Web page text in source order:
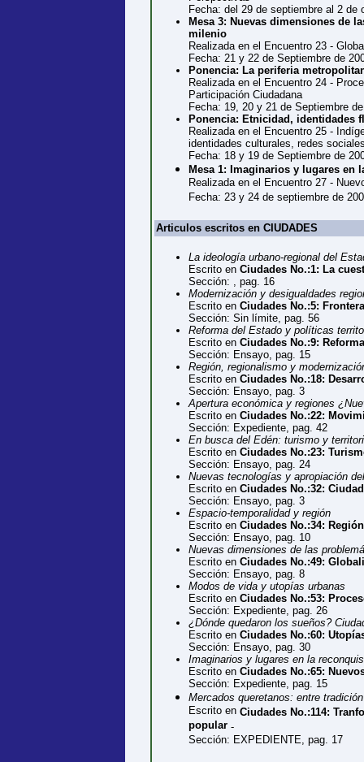
Fecha: del 29 de septiembre al 2 de
Mesa 3: Nuevas dimensiones de
milenio
Realizada en el Encuentro 23 -
Fecha: 21 y 22 de Septiembre de
Ponencia: La periferia
Realizada en el Encuentro 24 -
Participación Ciudadana
Fecha: 19, 20 y 21 de Septiembre
Ponencia: Etnicidad, identidades
Realizada en el Encuentro 25 -
identidades culturales, redes
Fecha: 18 y 19 de Septiembre de
Mesa 1: Imaginarios y lugares en
Realizada en el Encuentro 27 -
Fecha: 23 y 24 de septiembre de
Articulos escritos en CIUDADES
La ideología urbano-regional del
Escrito en Ciudades No.:1: La
Sección: , pag. 16
Modernización y desigualdades
Escrito en Ciudades No.:5:
Sección: Sin límite, pag. 56
Reforma del Estado y políticas
Escrito en Ciudades No.:9:
Sección: Ensayo, pag. 15
Región, regionalismo y
Escrito en Ciudades No.:18:
Sección: Ensayo, pag. 3
Apertura económica y regiones
Escrito en Ciudades No.:22:
Sección: Expediente, pag. 42
En busca del Edén: turismo y
Escrito en Ciudades No.:23:
Sección: Ensayo, pag. 24
Nuevas tecnologías y apropiación
Escrito en Ciudades No.:32:
Sección: Ensayo, pag. 3
Espacio-temporalidad y región
Escrito en Ciudades No.:34:
Sección: Ensayo, pag. 10
Nuevas dimensiones de las
Escrito en Ciudades No.:49:
Sección: Ensayo, pag. 8
Modos de vida y utopías urbanas
Escrito en Ciudades No.:53:
Sección: Expediente, pag. 26
¿Dónde quedaron los sueños?
Escrito en Ciudades No.:60:
Sección: Ensayo, pag. 30
Imaginarios y lugares en la
Escrito en Ciudades No.:65:
Sección: Expediente, pag. 15
Mercados queretanos: entre
Escrito en Ciudades No.:114:
popular -
Sección: EXPEDIENTE, pag. 17